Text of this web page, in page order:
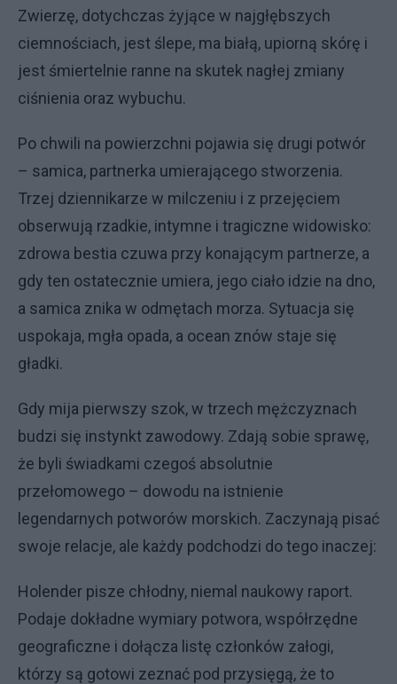
Zwierzę, dotychczas żyjące w najgłębszych
ciemnościach, jest ślepe, ma białą, upiorną skórę i
jest śmiertelnie ranne na skutek nagłej zmiany
ciśnienia oraz wybuchu.
​Po chwili na powierzchni pojawia się drugi potwór
– samica, partnerka umierającego stworzenia.
Trzej dziennikarze w milczeniu i z przejęciem
obserwują rzadkie, intymne i tragiczne widowisko:
zdrowa bestia czuwa przy konającym partnerze, a
gdy ten ostatecznie umiera, jego ciało idzie na dno,
a samica znika w odmętach morza. Sytuacja się
uspokaja, mgła opada, a ocean znów staje się
gładki.
​Gdy mija pierwszy szok, w trzech mężczyznach
budzi się instynkt zawodowy. Zdają sobie sprawę,
że byli świadkami czegoś absolutnie
przełomowego – dowodu na istnienie
legendarnych potworów morskich. Zaczynają pisać
swoje relacje, ale każdy podchodzi do tego inaczej:
​Holender pisze chłodny, niemal naukowy raport.
Podaje dokładne wymiary potwora, współrzędne
geograficzne i dołącza listę członków załogi,
którzy są gotowi zeznać pod przysięgą, że to